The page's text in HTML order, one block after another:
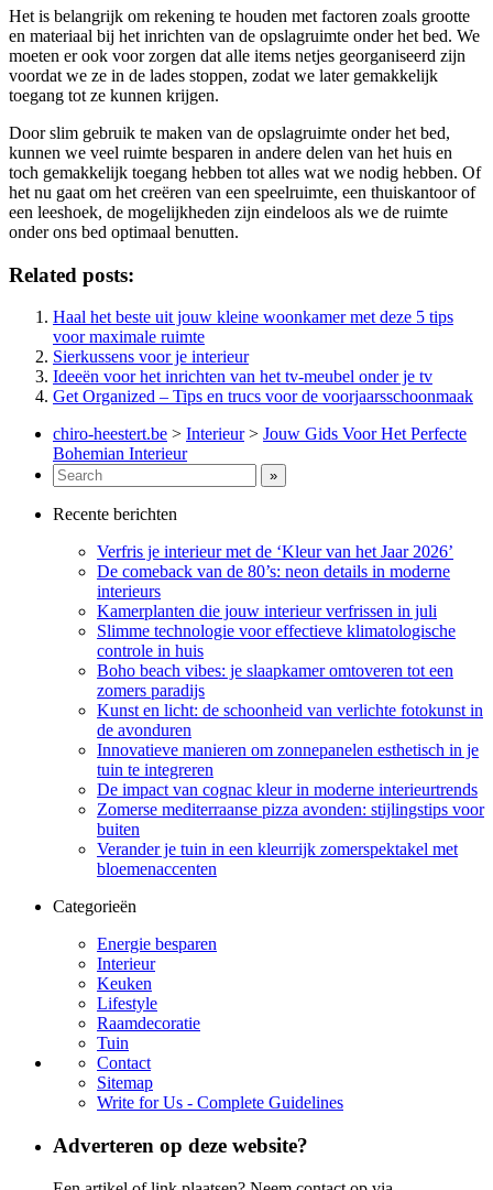
Het is belangrijk om rekening te houden met factoren zoals grootte
en materiaal bij het inrichten van de opslagruimte onder het bed. We
moeten er ook voor zorgen dat alle items netjes georganiseerd zijn
voordat we ze in de lades stoppen, zodat we later gemakkelijk
toegang tot ze kunnen krijgen.
Door slim gebruik te maken van de opslagruimte onder het bed,
kunnen we veel ruimte besparen in andere delen van het huis en
toch gemakkelijk toegang hebben tot alles wat we nodig hebben. Of
het nu gaat om het creëren van een speelruimte, een thuiskantoor of
een leeshoek, de mogelijkheden zijn eindeloos als we de ruimte
onder ons bed optimaal benutten.
Related posts:
Haal het beste uit jouw kleine woonkamer met deze 5 tips
voor maximale ruimte
Sierkussens voor je interieur
Ideeën voor het inrichten van het tv-meubel onder je tv
Get Organized – Tips en trucs voor de voorjaarsschoonmaak
chiro-heestert.be > Interieur> Jouw Gids Voor Het Perfecte
Bohemian Interieur
Recente berichten
Verfris je interieur met de ‘Kleur van het Jaar 2026’
De comeback van de 80’s: neon details in moderne
interieurs
Kamerplanten die jouw interieur verfrissen in juli
Slimme technologie voor effectieve klimatologische
controle in huis
Boho beach vibes: je slaapkamer omtoveren tot een
zomers paradijs
Kunst en licht: de schoonheid van verlichte fotokunst in
de avonduren
Innovatieve manieren om zonnepanelen esthetisch in je
tuin te integreren
De impact van cognac kleur in moderne interieurtrends
Zomerse mediterraanse pizza avonden: stijlingstips voor
buiten
Verander je tuin in een kleurrijk zomerspektakel met
bloemenaccenten
Categorieën
Energie besparen
Interieur
Keuken
Lifestyle
Raamdecoratie
Tuin
Contact
Sitemap
Write for Us - Complete Guidelines
Adverteren op deze website?